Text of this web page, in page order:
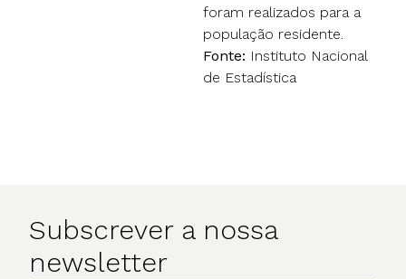
foram realizados para a
população residente.
Fonte: Instituto Nacional
de Estadística
Subscrever a nossa
newsletter